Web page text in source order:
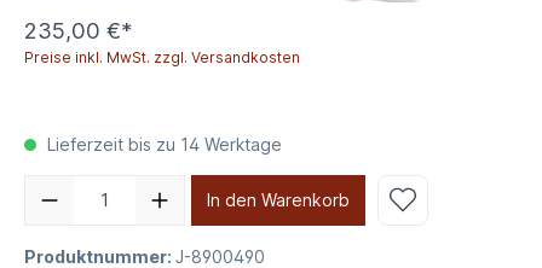
235,00 €*
Preise inkl. MwSt. zzgl. Versandkosten
Lieferzeit bis zu 14 Werktage
In den Warenkorb
Produktnummer: J-8900490